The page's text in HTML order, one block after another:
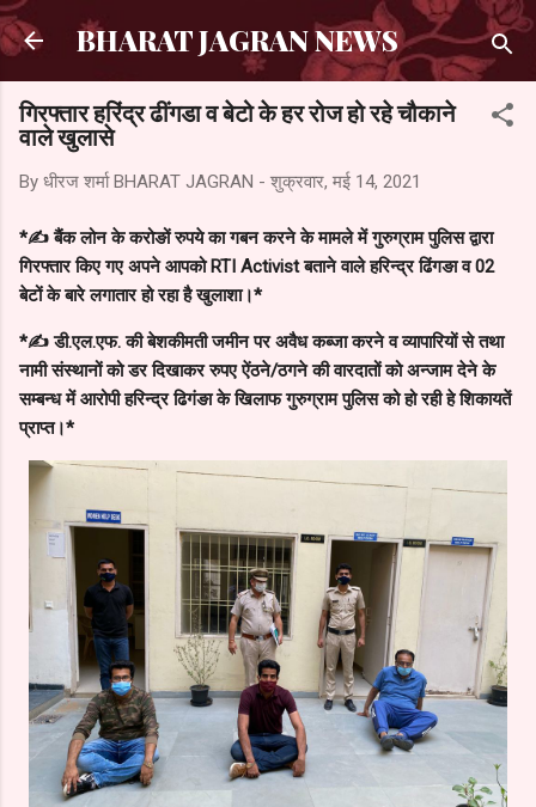
सीधे मुख्य सामग्री पर जाएं
BHARAT JAGRAN NEWS
गिरफ्तार हरिंद्र ढींगडा व बेटो के हर रोज हो रहे चौकाने
वाले खुलासे
By धीरज शर्माBHARAT JAGRAN - शुक्रवार, मई 14, 2021
*✍️ बैंक लोन के करोङों रुपये का गबन करने के मामले में गुरुग्राम पुलिस द्वारा
गिरफ्तार किए गए अपने आपको RTI Activist बताने वाले हरिन्द्र ढिंगङा व 02
बेटों के बारे लगातार हो रहा है खुलाशा।*
*✍️ डी.एल.एफ. की बेशकीमती जमीन पर अवैध कब्जा करने व व्यापारियों से तथा
नामी संस्थानों को डर दिखाकर रुपए ऐंठने/ठगने की वारदातों को अन्जाम देने के
सम्बन्ध में आरोपी हरिन्द्र ढिगंङा के खिलाफ गुरुग्राम पुलिस को हो रही हे शिकायतें
प्राप्त।*